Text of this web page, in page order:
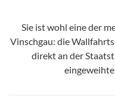
Sie ist wohl eine der
Vinschgau: die
direkt an der